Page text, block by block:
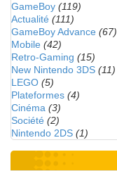
GameBoy (119)
Actualité (111)
GameBoy Advance (67)
Mobile (42)
Retro-Gaming (15)
New Nintendo 3DS (11)
LEGO (5)
Plateformes (4)
Cinéma (3)
Société (2)
Nintendo 2DS (1)